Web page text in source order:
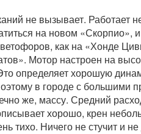
не вызывает. Работает
на новом
как на «Хонде
Мотор настроен на
определяет хорошую
в городе с
же, массу. Средний
хорошо, крен
тихо. Ничего не стучит и